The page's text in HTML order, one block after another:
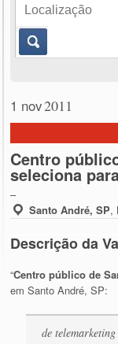
1 nov2011
Centro
seleciona
–
Santo André, SP,
Descrição da
“Centro público de
em Santo André, SP:
de